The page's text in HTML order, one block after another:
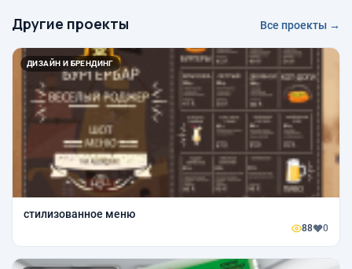
Другие проекты Все проекты →
ДИЗАЙН И БРЕНДИНГ
стилизованное меню
88 0